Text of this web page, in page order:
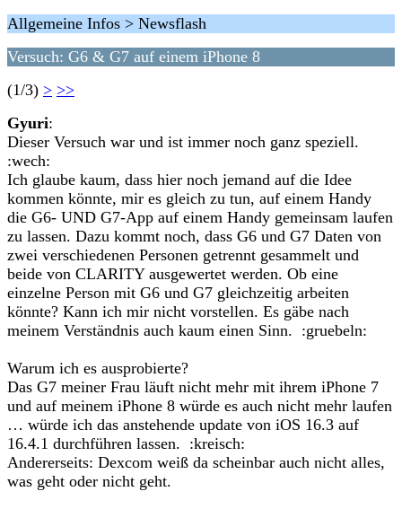
Allgemeine Infos > Newsflash
Versuch: G6 & G7 auf einem iPhone 8
(1/3) > >>
Gyuri:
Dieser Versuch war und ist immer noch ganz speziell.
:wech:
Ich glaube kaum, dass hier noch jemand auf die Idee
kommen könnte, mir es gleich zu tun, auf einem Handy
die G6- UND G7-App auf einem Handy gemeinsam laufen
zu lassen. Dazu kommt noch, dass G6 und G7 Daten von
zwei verschiedenen Personen getrennt gesammelt und
beide von CLARITY ausgewertet werden. Ob eine
einzelne Person mit G6 und G7 gleichzeitig arbeiten
könnte? Kann ich mir nicht vorstellen. Es gäbe nach
meinem Verständnis auch kaum einen Sinn. :gruebeln:
Warum ich es ausprobierte?
Das G7 meiner Frau läuft nicht mehr mit ihrem iPhone 7
und auf meinem iPhone 8 würde es auch nicht mehr laufen
… würde ich das anstehende update von iOS 16.3 auf
16.4.1 durchführen lassen. :kreisch:
Andererseits: Dexcom weiß da scheinbar auch nicht alles,
was geht oder nicht geht.